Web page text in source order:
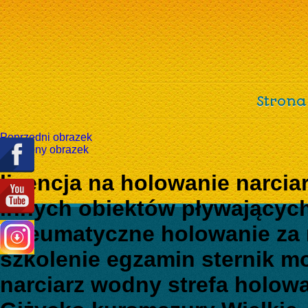
Strona
Poprzedni obrazek
Następny obrazek
licencja na holowanie
innych obiektów
pneumatyczne holowanie
szkolenie egzamin sternik
narciarz wodny strefa